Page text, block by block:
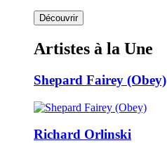
Découvrir
Artistes à la Une
Shepard Fairey (Obey)
Richard Orlinski